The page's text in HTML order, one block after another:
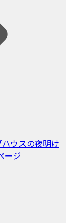
ウスの夜明け
ージ